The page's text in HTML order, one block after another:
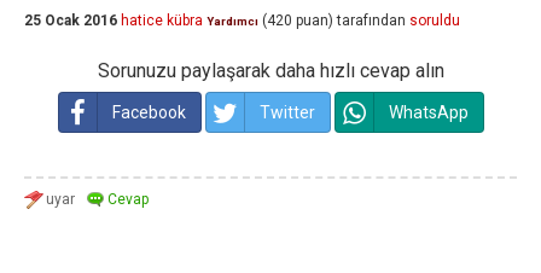
25 Ocak 2016 hatice kübra Yardımcı (420 puan) tarafından soruldu
Sorunuzu paylaşarak daha hızlı cevap alın
Facebook Twitter WhatsApp